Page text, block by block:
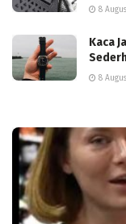
8
Kaca
8